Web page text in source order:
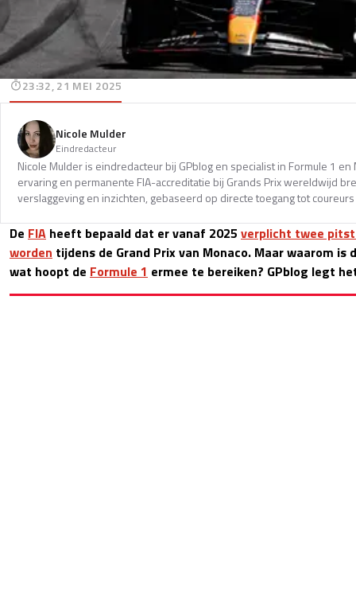
23:32, 21 MEI 2025
Nicole Mulder
Eindredacteur
Nicole Mulder is eindredacteur bij GPblog en specialist in Formule 1 en
ervaring en permanente FIA-accreditatie bij Grands Prix wereldwijd
verslaggeving en inzichten, gebaseerd op directe toegang tot
De FIA heeft bepaald dat er vanaf 2025 verplicht twee
worden tijdens de Grand Prix van Monaco. Maar waarom
wat hoopt de Formule 1 ermee te bereiken? GPblog legt